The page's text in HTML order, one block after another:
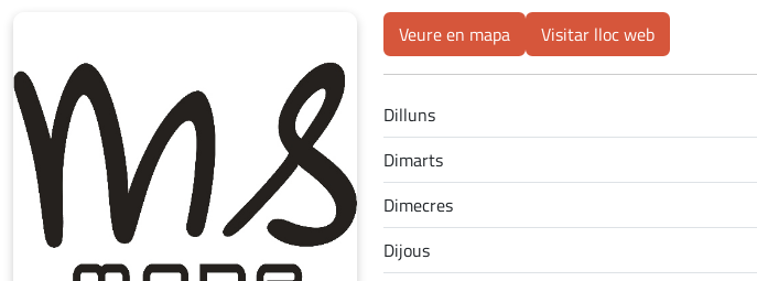
Veure en mapa Visitar lloc web
Dilluns
Dimarts
Dimecres
Dijous